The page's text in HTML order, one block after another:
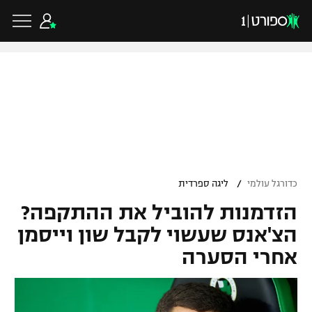
גביע הטוטו
ליגיונרים
גביע המדינה
ליגת האלופות
ליגה אירופית
ליגה אנגלית
כדורסל ישראלי
ליגת ווינר סל
ליגה לאומית
כדורסל עולמי
NBA
כדורגל עולמי / ליגה ספרדית
הזדמנות להוביל את ההתקפה?
הצ'אנס שעשוי לקבל שון וייסמן
אחרי הסערה